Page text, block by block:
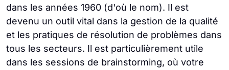
dans les années 1960 (d'où le nom). Il est
devenu un outil vital dans la gestion de la qualité
et les pratiques de résolution de problèmes dans
tous les secteurs. Il est particulièrement utile
dans les sessions de brainstorming, où votre